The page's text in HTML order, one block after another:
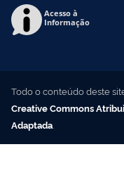
Acesso à
Informação
Todo o conteúdo deste
Creative Commons
Adaptada